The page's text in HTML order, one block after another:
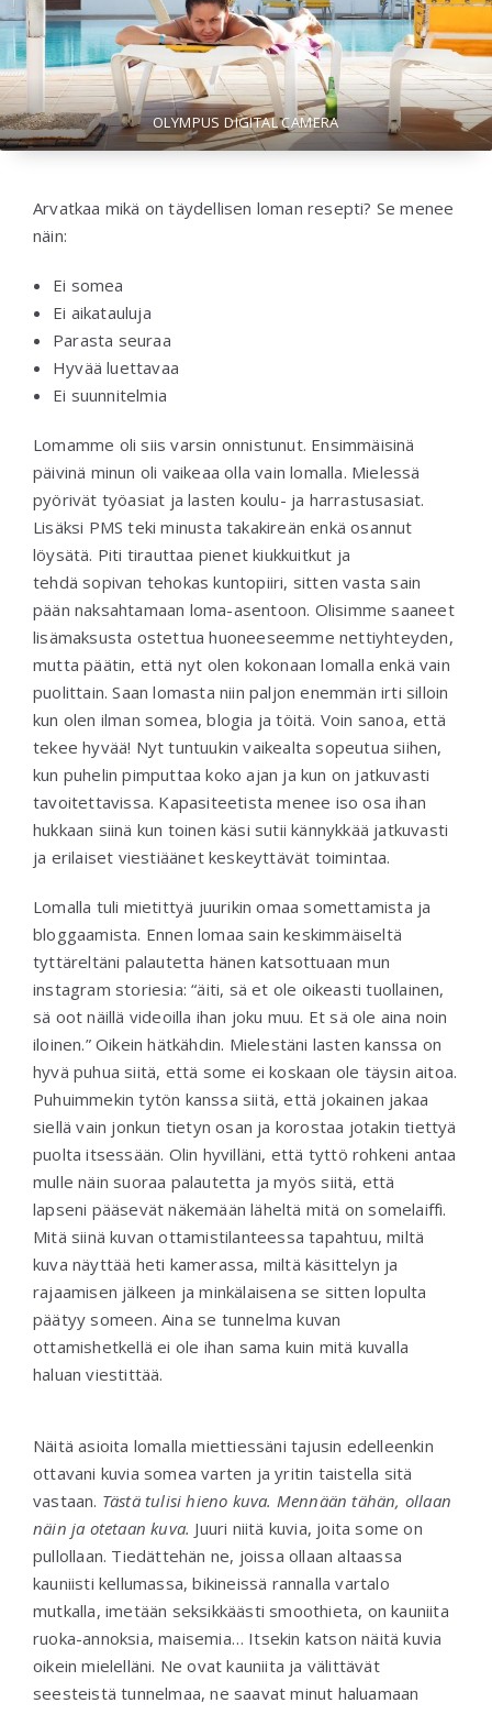
OLYMPUS DIGITAL CAMERA
Arvatkaa mikä on täydellisen loman resepti? Se menee
näin:
Ei somea
Ei aikatauluja
Parasta seuraa
Hyvää luettavaa
Ei suunnitelmia
Lomamme oli siis varsin onnistunut. Ensimmäisinä
päivinä minun oli vaikeaa olla vain lomalla. Mielessä
pyörivät työasiat ja lasten koulu- ja harrastusasiat.
Lisäksi PMS teki minusta takakireän enkä osannut
löysätä. Piti tirauttaa pienet kiukkuitkut ja
tehdä sopivan tehokas kuntopiiri, sitten vasta sain
pään naksahtamaan loma-asentoon. Olisimme saaneet
lisämaksusta ostettua huoneeseemme nettiyhteyden,
mutta päätin, että nyt olen kokonaan lomalla enkä vain
puolittain. Saan lomasta niin paljon enemmän irti silloin
kun olen ilman somea, blogia ja töitä. Voin sanoa, että
tekee hyvää! Nyt tuntuukin vaikealta sopeutua siihen,
kun puhelin pimputtaa koko ajan ja kun on jatkuvasti
tavoitettavissa. Kapasiteetista menee iso osa ihan
hukkaan siinä kun toinen käsi sutii kännykkää jatkuvasti
ja erilaiset viestiäänet keskeyttävät toimintaa.
Lomalla tuli mietittyä juurikin omaa somettamista ja
bloggaamista. Ennen lomaa sain keskimmäiseltä
tyttäreltäni palautetta hänen katsottuaan mun
instagram storiesia: “äiti, sä et ole oikeasti tuollainen,
sä oot näillä videoilla ihan joku muu. Et sä ole aina noin
iloinen.” Oikein hätkähdin. Mielestäni lasten kanssa on
hyvä puhua siitä, että some ei koskaan ole täysin aitoa.
Puhuimmekin tytön kanssa siitä, että jokainen jakaa
siellä vain jonkun tietyn osan ja korostaa jotakin tiettyä
puolta itsessään. Olin hyvilläni, että tyttö rohkeni antaa
mulle näin suoraa palautetta ja myös siitä, että
lapseni pääsevät näkemään läheltä mitä on somelaiffi.
Mitä siinä kuvan ottamistilanteessa tapahtuu, miltä
kuva näyttää heti kamerassa, miltä käsittelyn ja
rajaamisen jälkeen ja minkälaisena se sitten lopulta
päätyy someen. Aina se tunnelma kuvan
ottamishetkellä ei ole ihan sama kuin mitä kuvalla
haluan viestittää.
Näitä asioita lomalla miettiessäni tajusin edelleenkin
ottavani kuvia somea varten ja yritin taistella sitä
vastaan. Tästä tulisi hieno kuva. Mennään tähän, ollaan
näin ja otetaan kuva. Juuri niitä kuvia, joita some on
pullollaan. Tiedättehän ne, joissa ollaan altaassa
kauniisti kellumassa, bikineissä rannalla vartalo
mutkalla, imetään seksikkäästi smoothieta, on kauniita
ruoka-annoksia, maisemia… Itsekin katson näitä kuvia
oikein mielelläni. Ne ovat kauniita ja välittävät
seesteistä tunnelmaa, ne saavat minut haluamaan